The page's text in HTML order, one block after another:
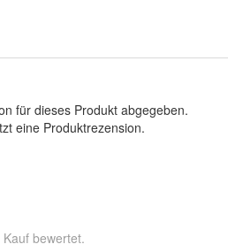
für dieses Produkt abgegeben.
eine Produktrezension.
bewertet.